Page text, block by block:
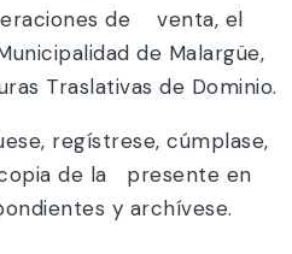
de venta, el
de Malargüe,
Traslativas de Dominio.
regístrese, cúmplase,
copia de la presente en
y archívese.